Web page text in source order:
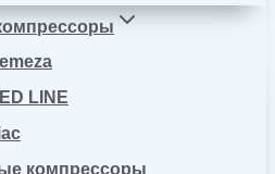
LINE
компрессоры